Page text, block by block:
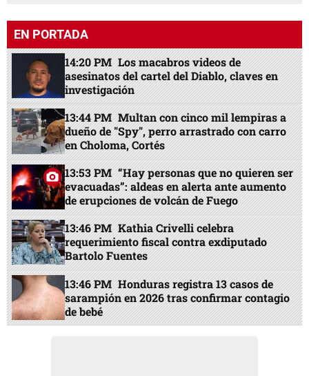
EN PORTADA
14:20 PM Los macabros videos de
asesinatos del cartel del Diablo, claves en
investigación
13:44 PM Multan con cinco mil lempiras a
dueño de "Spy", perro arrastrado con carro
en Choloma, Cortés
13:53 PM “Hay personas que no quieren ser
evacuadas”: aldeas en alerta ante aumento
de erupciones de volcán de Fuego
13:46 PM Kathia Crivelli celebra
requerimiento fiscal contra exdiputado
Bartolo Fuentes
13:46 PM Honduras registra 13 casos de
sarampión en 2026 tras confirmar contagio
de bebé